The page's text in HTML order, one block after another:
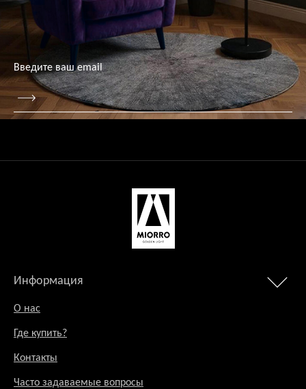
Информация
О нас
Где купить?
Контакты
Часто задаваемые вопросы